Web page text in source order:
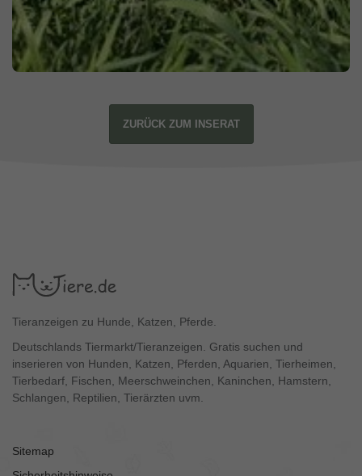
ZURÜCK ZUM INSERAT
Tieranzeigen zu Hunde, Katzen, Pferde.
Deutschlands Tiermarkt/Tieranzeigen. Gratis suchen und
inserieren von Hunden, Katzen, Pferden, Aquarien, Tierheimen,
Tierbedarf, Fischen, Meerschweinchen, Kaninchen, Hamstern,
Schlangen, Reptilien, Tierärzten uvm.
Sitemap